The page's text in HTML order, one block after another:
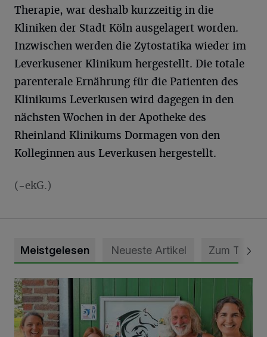
Therapie, war deshalb kurzzeitig in die
Kliniken der Stadt Köln ausgelagert worden.
Inzwischen werden die Zytostatika wieder im
Leverkusener Klinikum hergestellt. Die totale
parenterale Ernährung für die Patienten des
Klinikums Leverkusen wird dagegen in den
nächsten Wochen in der Apotheke des
Rheinland Klinikums Dormagen von den
Kolleginnen aus Leverkusen hergestellt.
(-ekG.)
Meistgelesen Neueste Artikel Zum Thema
Vorbildlicher Einsatz für den Artenschutz gewürdigt